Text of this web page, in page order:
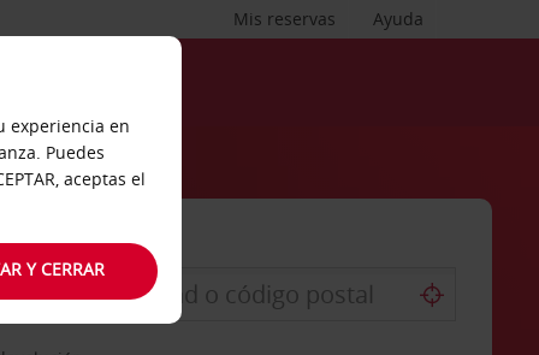
Ayuda
Mis reservas
experiencia en
Puedes
aceptas el
Y CERRAR